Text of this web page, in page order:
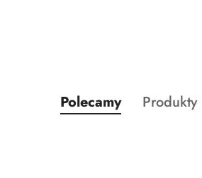
Pomiń karuzelę produktów
Produkty
o
Polecamy
Produkty